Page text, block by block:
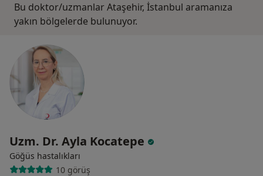
Bu doktor/uzmanlar Ataşehir, İstanbul aramanıza
yakın bölgelerde bulunuyor.
Uzm. Dr. Ayla Kocatepe
Göğüs hastalıkları
10 görüş